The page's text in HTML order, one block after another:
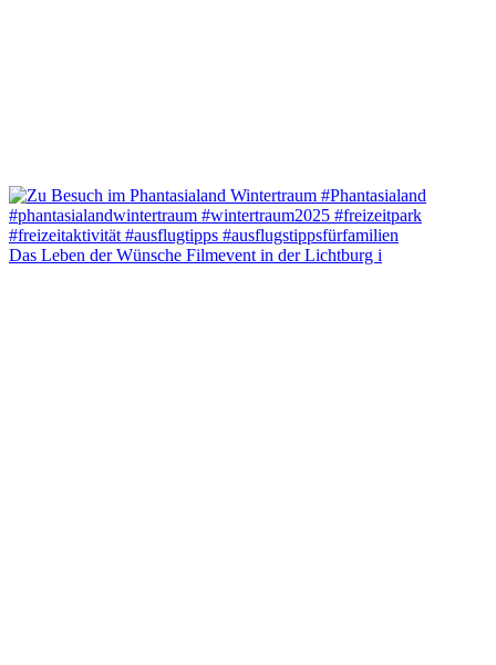
Das Leben der Wünsche Filmevent in der Lichtburg i